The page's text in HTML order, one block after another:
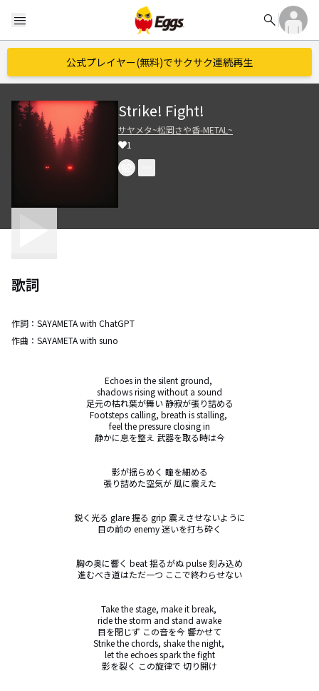
menu search
公式プレイヤー(無料)でサクサク連続再生
Strike! Fight!
サヤメタ~松岡さや香-METAL~
1
歌詞
作詞： SAYAMETA with ChatGPT
作曲： SAYAMETA with suno
Echoes in the silent ground,
shadows rising without a sound
足元の枯れ葉が舞い 静寂が張り詰める
Footsteps calling, breath is stalling,
feel the pressure closing in
静かに息を整え 武器を取る時は今
影が揺らめく 瞳を細める
張り詰めた空気が 風に震えた
鋭く光る glare 握る grip 震えさせないように
目の前の enemy 迷いを打ち砕く
胸の奥に響く beat 揺るがぬ pulse 刻み込め
進むべき道はただ一つ ここで終わらせない
Take the stage, make it break,
ride the storm and stand awake
目を閉じず この音を今 響かせて
Strike the chords, shake the night,
let the echoes spark the fight
影を裂く この旋律で 切り開け